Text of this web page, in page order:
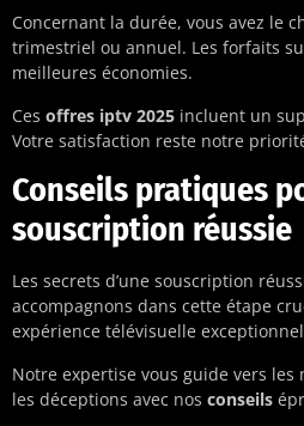
Concernant la durée, vous avez le
trimestriel ou annuel. Les forfaits
meilleures économies.
Ces offres iptv 2025 incluent un
Votre satisfaction reste notre
Conseils pratiques
souscription réussie
Les secrets d’une souscription
accompagnons dans cette étape
expérience télévisuelle
Notre expertise vous guide vers
les déceptions avec nos conseils